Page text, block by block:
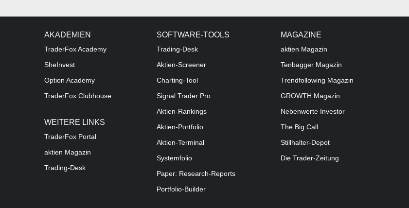
AKADEMIEN
TraderFox Academy
SheInvest
Option Academy
TraderFox Clubhouse
WEITERE LINKS
TraderFox Portal
aktien Magazin
Trading-Desk
SOFTWARE-TOOLS
Trading-Desk
Aktien-Screener
Charting-Tool
Signal Trader Pro
Aktien-Rankings
Aktien-Portfolio
Aktien-Terminal
Systemfolio
Paper: Research-Reports
Portfolio-Builder
MAGAZINE
aktien Magazin
Tenbagger Magazin
Trendfollowing Magazin
GROWTH Magazin
Nebenwerte Investor
The Big Call
Stillhalter-Depot
Die Trader-Zeitung